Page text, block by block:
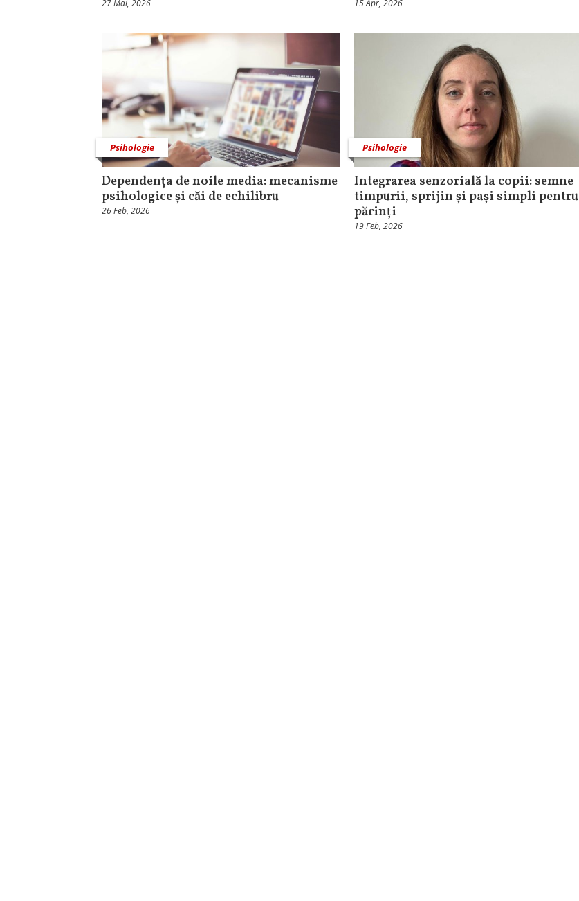
27 Mai, 2026 15 Apr, 2026
Psihologie
Dependența de noile media: mecanisme
psihologice și căi de echilibru
26 Feb, 2026
Psihologie
Integrarea senzorială la copii: semne
timpurii, sprijin și pași simpli pentru
părinți
19 Feb, 2026